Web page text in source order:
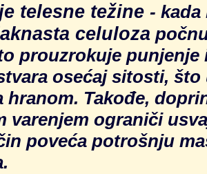
telesne težine - kada
celuloza
prouzrokuje punjenje
osećaj sitosti, što
hranom. Takođe,
varenjem ograniči
poveća potrošnju